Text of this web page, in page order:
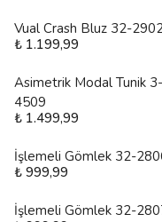
Vual Crash Bluz 32-
₺ 1.199,99
Asimetrik Modal Tunik 3-
4509
₺ 1.499,99
İşlemeli Gömlek 32-
₺ 999,99
İşlemeli Gömlek 32-